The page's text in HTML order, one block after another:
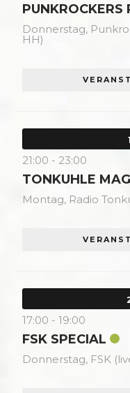
PUNKROCKERS
Donnerstag,
HH)
21:00 - 23:00
TONKUHLE
Montag, Radio
17:00 -19:00
FSK SPECIAL
Donnerstag, FSK